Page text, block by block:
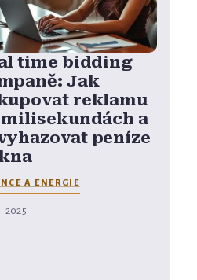
time bidding
Jak
reklamu
milisekundách a
peníze
A ENERGIE
2025